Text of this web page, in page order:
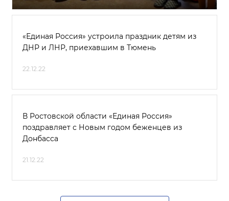
«Единая Россия» устроила праздник детям из
ДНР и ЛНР, приехавшим в Тюмень
22.12.22
В Ростовской области «Единая Россия»
поздравляет с Новым годом беженцев из
Донбасса
21.12.22